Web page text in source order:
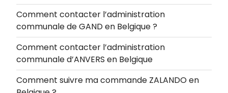
Comment contacter l’administration
communale de GAND en Belgique ?
Comment contacter l’administration
communale d’ANVERS en Belgique
Comment suivre ma commande ZALANDO en